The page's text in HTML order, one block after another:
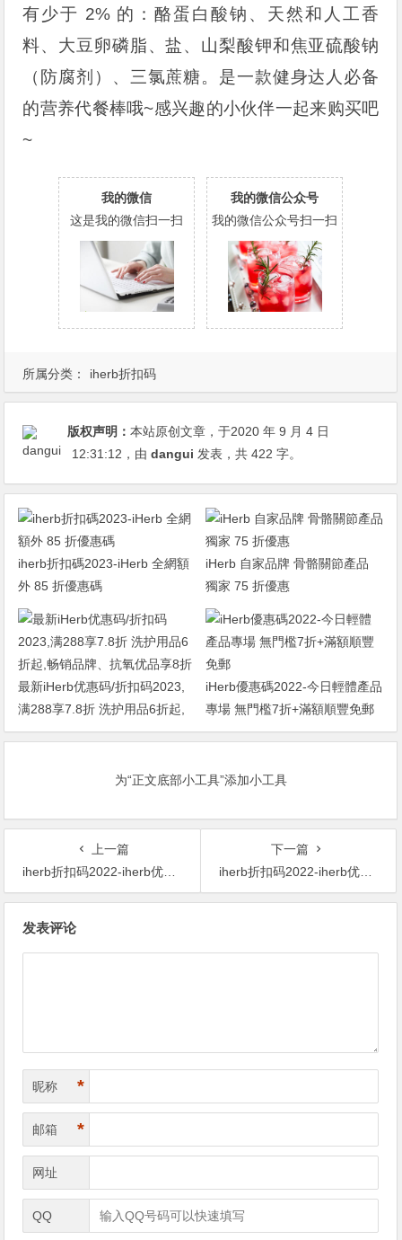
所属分类： iherb折扣码
有少于 2% 的：酪蛋白酸钠、天然和人工香
料、大豆卵磷脂、盐、山梨酸钾和焦亚硫酸钠
（防腐剂）、三氯蔗糖。是一款健身达人必备
的营养代餐棒哦~感兴趣的小伙伴一起来购买吧
~
我的微信
这是我的微信扫一扫
我的微信公众号
我的微信公众号扫一扫
版权声明：本站原创文章，于2020 年 9 月 4 日
12:31:12 ，由dangui 发表，共 422 字。
iherb折扣碼2023-iHerb 全網額
外 85 折優惠碼
iHerb 自家品牌 骨骼關節產品
獨家 75 折優惠
最新iHerb优惠码/折扣码2023,
满288享7.8折 洗护用品6折起,
畅销品牌、抗氧优品享8折
iHerb優惠碼2022-今日輕體產品
專場 無門檻7折+滿額順豐免郵
为“正文底部小工具”添加小工具
上一篇
iherb折扣码2022-iherb优惠码2022-畅销单品！MRM 益生菌纯素胶囊 30 粒 $23.21 原价$25.79 10% OFF
下一篇
iherb折扣码2022-iherb优惠码2022-Lake Avenue Nutrition 海藻 DHA 素食软胶囊 200 毫克 60 粒 $8.08 原价$17 53% OFF
发表评论
昵称 *
邮箱 *
网址
QQ